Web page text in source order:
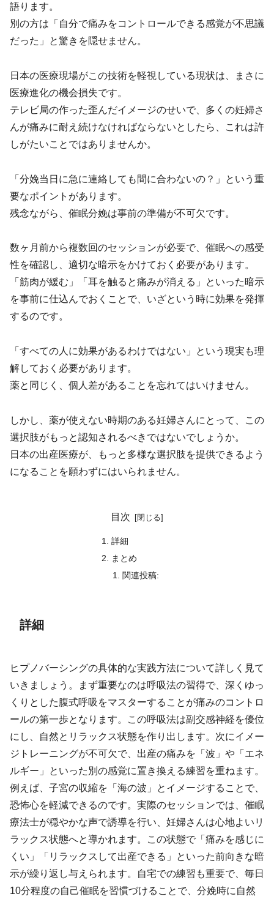
語ります。
別の方は「自分で痛みをコントロールできる感覚が不思議
だった」と驚きを隠せません。
日本の医療現場がこの技術を軽視している現状は、まさに
医療進化の機会損失です。
テレビ局の作った歪んだイメージのせいで、多くの妊婦さ
んが痛みに耐え続けなければならないとしたら、これは許
しがたいことではありませんか。
「分娩当日に急に連絡しても間に合わないの？」という重
要なポイントがあります。
残念ながら、催眠分娩は事前の準備が不可欠です。
数ヶ月前から複数回のセッションが必要で、催眠への感受
性を確認し、適切な暗示をかけておく必要があります。
「筋肉が緩む」「耳を触ると痛みが消える」といった暗示
を事前に仕込んでおくことで、いざという時に効果を発揮
するのです。
「すべての人に効果があるわけではない」という現実も理
解しておく必要があります。
薬と同じく、個人差があることを忘れてはいけません。
しかし、薬が使えない時期のある妊婦さんにとって、この
選択肢がもっと認知されるべきではないでしょうか。
日本の出産医療が、もっと多様な選択肢を提供できるよう
になることを願わずにはいられません。
目次
詳細
まとめ
関連投稿:
詳細
ヒプノバーシングの具体的な実践方法について詳しく見て
いきましょう。まず重要なのは呼吸法の習得で、深くゆっ
くりとした腹式呼吸をマスターすることが痛みのコントロ
ールの第一歩となります。この呼吸法は副交感神経を優位
にし、自然とリラックス状態を作り出します。次にイメー
ジトレーニングが不可欠で、出産の痛みを「波」や「エネ
ルギー」といった別の感覚に置き換える練習を重ねます。
例えば、子宮の収縮を「海の波」とイメージすることで、
恐怖心を軽減できるのです。実際のセッションでは、催眠
療法士が穏やかな声で誘導を行い、妊婦さんは心地よいリ
ラックス状態へと導かれます。この状態で「痛みを感じに
くい」「リラックスして出産できる」といった前向きな暗
示が繰り返し与えられます。自宅での練習も重要で、毎日
10分程度の自己催眠を習慣づけることで、分娩時に自然